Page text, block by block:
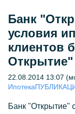
Банк
условия
клиентов
Открытие"
22.08.2014 13:07
Ипотека
Банк "Открытие"